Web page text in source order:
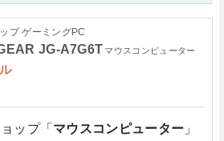
プ ゲーミングPC
JG-A7G6T マウスコンピューター
ップ「 マウスコンピューター 」